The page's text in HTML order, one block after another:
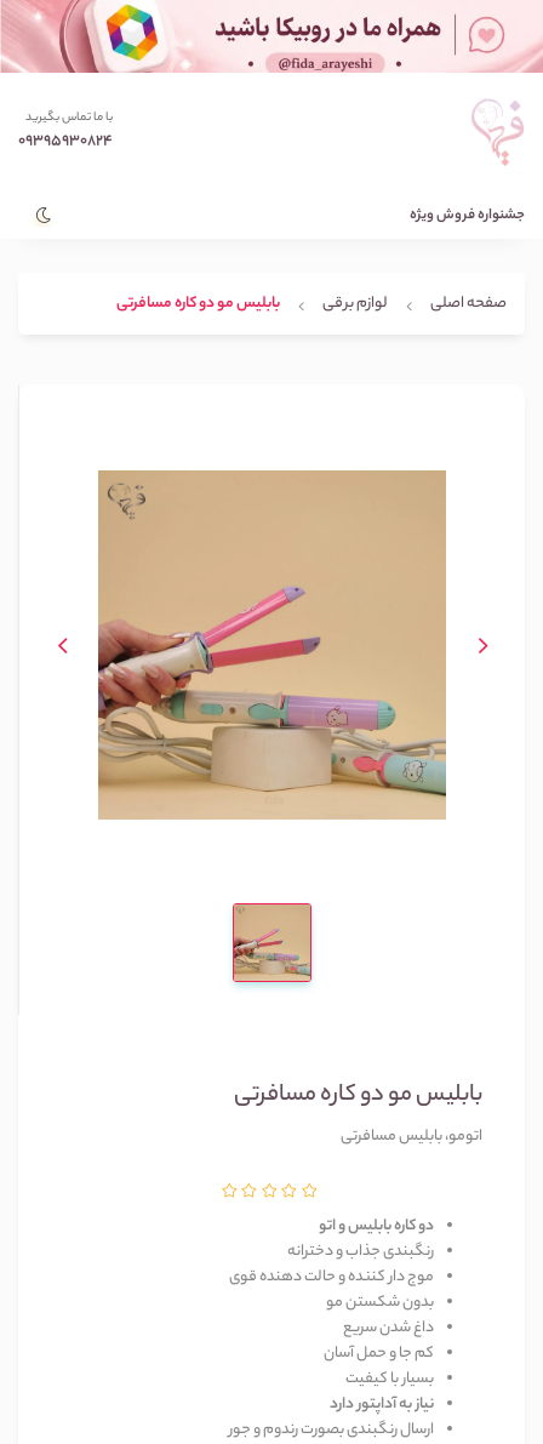
با ما تماس بگیرید
09395930824
جشنواره فروش ویژه
صفحه اصلی لوازم برقی بابلیس مو دو کاره مسافرتی
بابلیس مو دو کاره مسافرتی
اتومو، بابلیس مسافرتی
دو کاره بابلیس و اتو
رنگبندی جذاب و دخترانه
موج دار کننده و حالت دهنده قوی
بدون شکستن مو
داغ شدن سریع
کم جا و حمل آسان
بسیار با‌ کیفیت
نیاز به آداپتور دارد
ارسال رنگبندی بصورت رندوم و جور